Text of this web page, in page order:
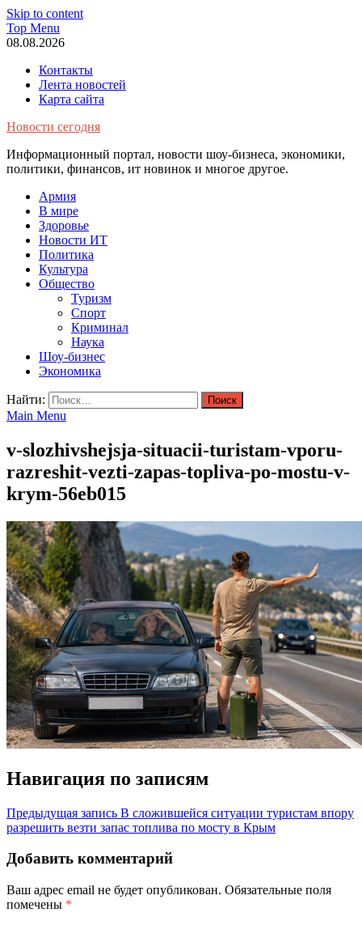
Skip to content
Top Menu
08.08.2026
Контакты
Лента новостей
Карта сайта
Новости сегодня
Информационный портал, новости шоу-бизнеса, экономики,
политики, финансов, ит новинок и многое другое.
Армия
В мире
Здоровье
Новости ИТ
Политика
Культура
Общество
Туризм
Спорт
Криминал
Наука
Шоу-бизнес
Экономика
Найти:
Main Menu
v-slozhivshejsja-situacii-turistam-vporu-
razreshit-vezti-zapas-topliva-po-mostu-v-
krym-56eb015
Навигация по записям
Предыдущая запись В сложившейся ситуации туристам впору
разрешить везти запас топлива по мосту в Крым
Добавить комментарий
Ваш адрес email не будет опубликован. Обязательные поля
помечены *